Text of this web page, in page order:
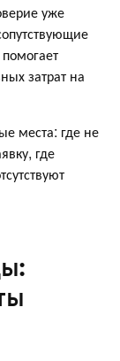
уже
затрат на
места: где не
где